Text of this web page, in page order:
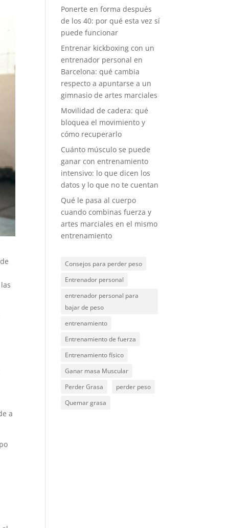
a
Ponerte en forma después
de los 40: por qué esta vez sí
puede funcionar
Entrenar kickboxing con un
entrenador personal en
Barcelona: qué cambia
respecto a apuntarse a un
gimnasio de artes marciales
Movilidad de cadera: qué
bloquea el movimiento y
cómo recuperarlo
Cuánto músculo se puede
ganar con entrenamiento
intensivo: lo que dicen los
datos y lo que no te cuentan
Qué le pasa al cuerpo
cuando combinas fuerza y
artes marciales en el mismo
entrenamiento
Consejos para perder peso
Entrenador personal
entrenador personal para
bajar de peso
entrenamiento
Entrenamiento de fuerza
Entrenamiento físico
Ganar masa Muscular
Perder Grasa
perder peso
Quemar grasa